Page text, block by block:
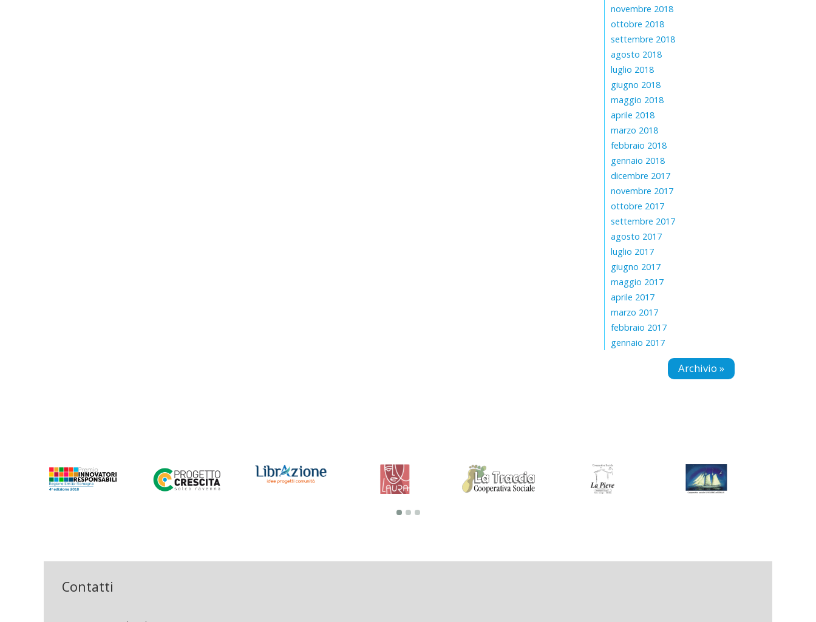
novembre 2018
ottobre 2018
settembre 2018
agosto 2018
luglio 2018
giugno 2018
maggio 2018
aprile 2018
marzo 2018
febbraio 2018
gennaio 2018
dicembre 2017
novembre 2017
ottobre 2017
settembre 2017
agosto 2017
luglio 2017
giugno 2017
maggio 2017
aprile 2017
marzo 2017
febbraio 2017
gennaio 2017
Archivio »
Contatti